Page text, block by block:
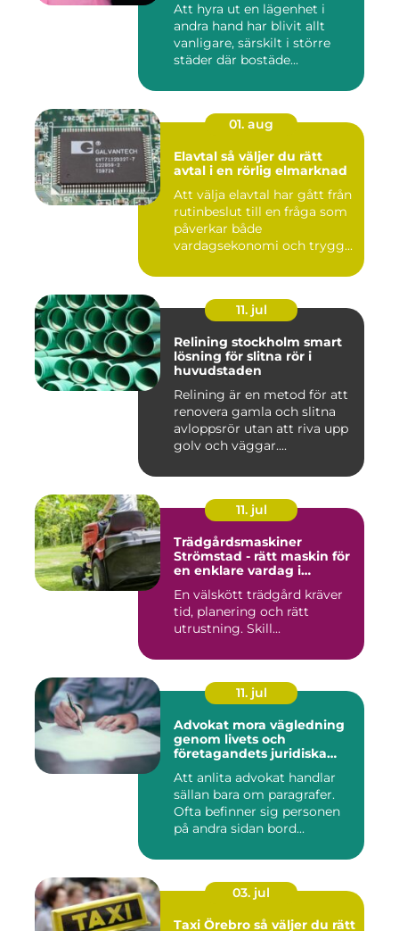
Att hyra ut en lägenhet i
andra hand har blivit allt
vanligare, särskilt i större
städer där bostäde...
01. aug
Elavtal så väljer du rätt
avtal i en rörlig elmarknad
Att välja elavtal har gått från
rutinbeslut till en fråga som
påverkar både
vardagsekonomi och trygg...
11. jul
Relining stockholm smart
lösning för slitna rör i
huvudstaden
Relining är en metod för att
renovera gamla och slitna
avloppsrör utan att riva upp
golv och väggar....
11. jul
Trädgårdsmaskiner
Strömstad - rätt maskin för
en enklare vardag i
En välskött trädgård kräver
tid, planering och rätt
utrustning. Skill...
11. jul
Advokat mora vägledning
genom livets och
företagandets juridiska
Att anlita advokat handlar
sällan bara om paragrafer.
Ofta befinner sig personen
på andra sidan bord...
03. jul
Taxi Örebro så väljer du rätt